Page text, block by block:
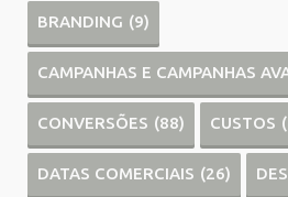
BRANDING (9)
CAMPANHAS E CAMPANHAS
CONVERSÕES (88) CUSTOS
DATAS COMERCIAIS (26)